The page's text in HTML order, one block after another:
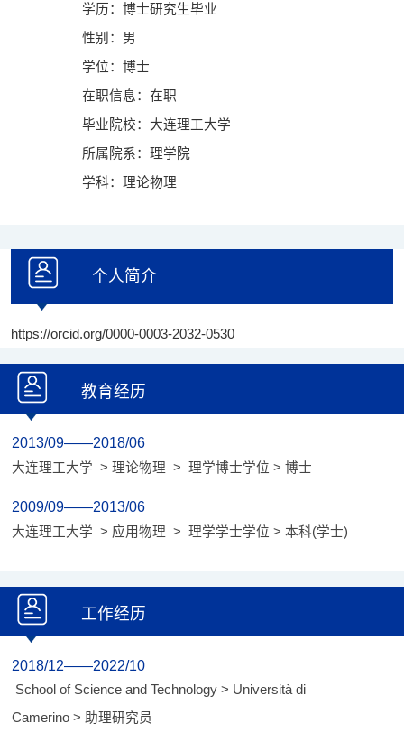
学历：博士研究生毕业
性别：男
学位：博士
在职信息：在职
毕业院校：大连理工大学
所属院系：理学院
学科：理论物理
个人简介
https://orcid.org/0000-0003-2032-0530
教育经历
2013/09——2018/06
大连理工大学 > 理论物理 > 理学博士学位 > 博士
2009/09——2013/06
大连理工大学 > 应用物理 > 理学学士学位 > 本科(学士)
工作经历
2018/12——2022/10
School of Science and Technology > Università di
Camerino > 助理研究员